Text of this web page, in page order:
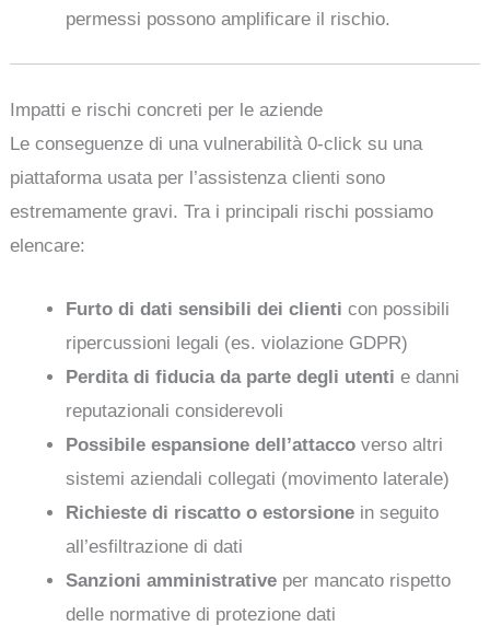
permessi possono amplificare il rischio.
Impatti e rischi concreti per le aziende
Le conseguenze di una vulnerabilità 0-click su una
piattaforma usata per l’assistenza clienti sono
estremamente gravi. Tra i principali rischi possiamo
elencare:
Furto di dati sensibili dei clienti con possibili
ripercussioni legali (es. violazione GDPR)
Perdita di fiducia da parte degli utenti e danni
reputazionali considerevoli
Possibile espansione dell’attacco verso altri
sistemi aziendali collegati (movimento laterale)
Richieste di riscatto o estorsione in seguito
all’esfiltrazione di dati
Sanzioni amministrative per mancato rispetto
delle normative di protezione dati